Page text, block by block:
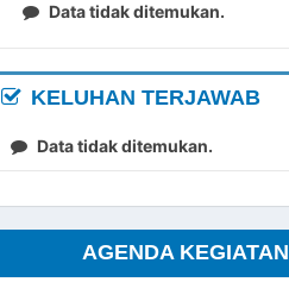
Data tidak ditemukan.
KELUHAN TERJAWAB
Data tidak ditemukan.
AGENDA KEGIATAN